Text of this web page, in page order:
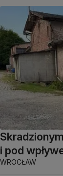
i pod
WROCŁAW